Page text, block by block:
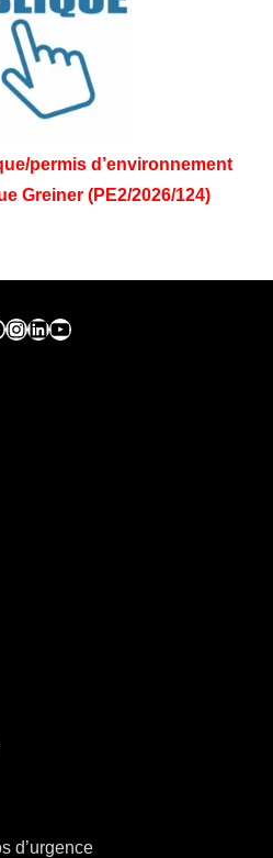
permis d’environnement
Greiner (PE2/2026/124)
Instragram ville de seraing linkedin – ville de seraing YouTube
d’urgence